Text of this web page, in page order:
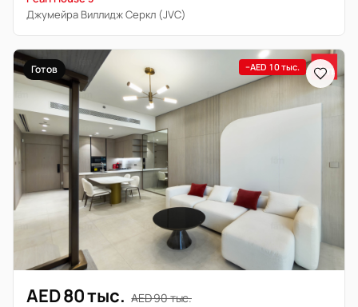
Джумейра Виллидж Серкл (JVC)
Готов −AED 10 тыс.
AED 80 тыс. AED 90 тыс.